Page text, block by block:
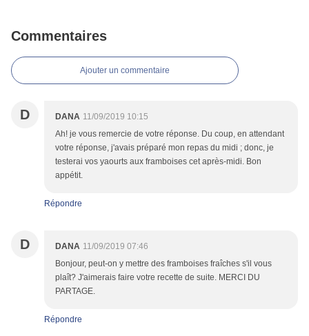
Commentaires
Ajouter un commentaire
D DANA 11/09/2019 10:15
Ah! je vous remercie de votre réponse. Du coup, en attendant
votre réponse, j'avais préparé mon repas du midi ; donc, je
testerai vos yaourts aux framboises cet après-midi. Bon
appétit.
Répondre
D DANA 11/09/2019 07:46
Bonjour, peut-on y mettre des framboises fraîches s'il vous
plaît? J'aimerais faire votre recette de suite. MERCI DU
PARTAGE.
Répondre